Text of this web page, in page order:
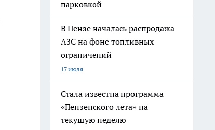
парковкой
В Пензе началась распродажа
АЗС на фоне топливных
ограничений
17 июля
Стала известна программа
«Пензенского лета» на
текущую неделю